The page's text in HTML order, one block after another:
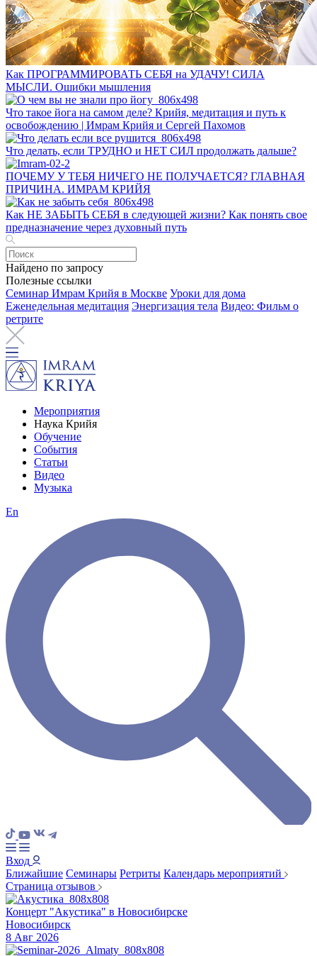
Как ПРОГРАММИРОВАТЬ СЕБЯ на УДАЧУ! СИЛА
МЫСЛИ. Ошибки мышления
Что такое йога на самом деле? Крийя, медитация и путь к
освобождению | Имрам Крийя и Сергей Пахомов
Что делать, если ТРУДНО и НЕТ СИЛ продолжать дальше?
ПОЧЕМУ У ТЕБЯ НИЧЕГО НЕ ПОЛУЧАЕТСЯ? ГЛАВНАЯ
ПРИЧИНА. ИМРАМ КРИЙЯ
Как НЕ ЗАБЫТЬ СЕБЯ в следующей жизни? Как понять свое
предназначение через духовный путь
Найдено по запросу
Полезные ссылки
Семинар Имрам Крийя в Москве Уроки для дома
Еженедельная медитация Энергизация тела Видео: Фильм о
ретрите
Мероприятия
Наука Крийя
Обучение
События
Статьи
Видео
Музыка
En
Вход
Ближайшие Семинары Ретриты Календарь мероприятий
Страница отзывов
Концерт "Акустика" в Новосибирске
Новосибирск
8 Авг 2026